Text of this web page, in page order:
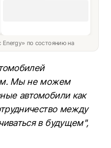
по состоянию на
Мы не можем
автомобили как
между
в будущем",